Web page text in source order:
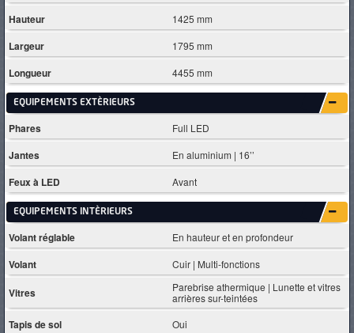
Hauteur 1425 mm
Largeur 1795 mm
Longueur 4455 mm
EQUIPEMENTS EXTÈRIEURS
Phares Full LED
Jantes En aluminium | 16’’
Feux à LED Avant
EQUIPEMENTS INTÈRIEURS
Volant réglable En hauteur et en profondeur
Volant Cuir | Multi-fonctions
Vitres
Parebrise athermique | Lunette et vitres
arrières sur-teintées
Tapis de sol Oui